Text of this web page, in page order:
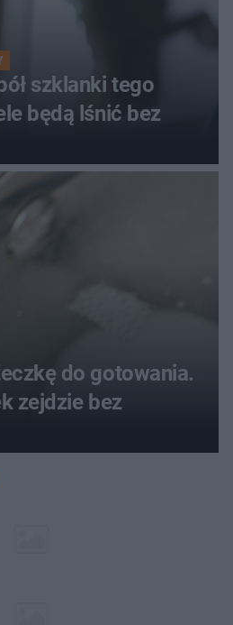
szklanki tego
będą lśnić bez
do gotowania.
zejdzie bez